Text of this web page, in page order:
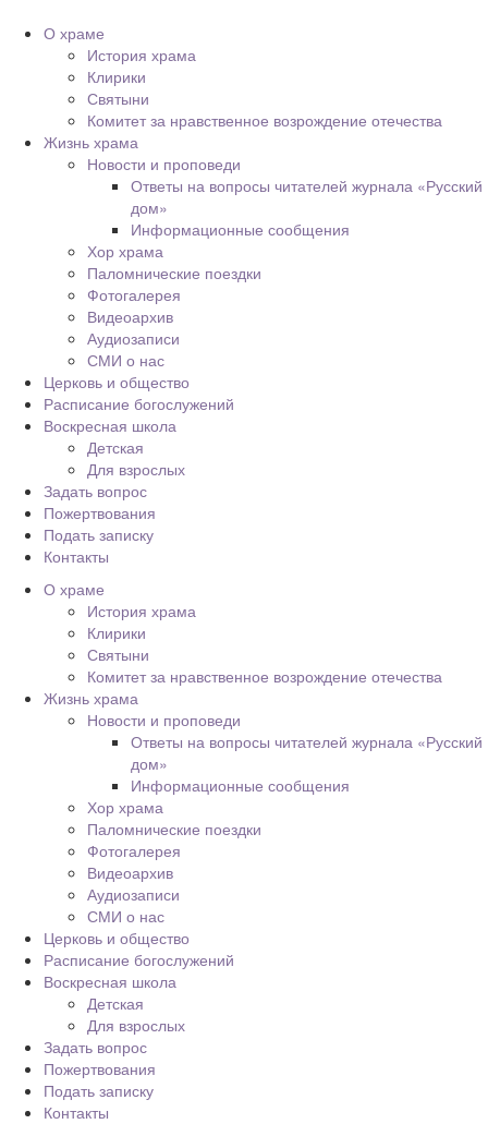
О храме
История храма
Клирики
Святыни
Комитет за нравственное возрождение отечества
Жизнь храма
Новости и проповеди
Ответы на вопросы читателей журнала «Русский
дом»
Информационные сообщения
Хор храма
Паломнические поездки
Фотогалерея
Видеоархив
Аудиозаписи
СМИ о нас
Церковь и общество
Расписание богослужений
Воскресная школа
Детская
Для взрослых
Задать вопрос
Пожертвования
Подать записку
Контакты
О храме
История храма
Клирики
Святыни
Комитет за нравственное возрождение отечества
Жизнь храма
Новости и проповеди
Ответы на вопросы читателей журнала «Русский
дом»
Информационные сообщения
Хор храма
Паломнические поездки
Фотогалерея
Видеоархив
Аудиозаписи
СМИ о нас
Церковь и общество
Расписание богослужений
Воскресная школа
Детская
Для взрослых
Задать вопрос
Пожертвования
Подать записку
Контакты